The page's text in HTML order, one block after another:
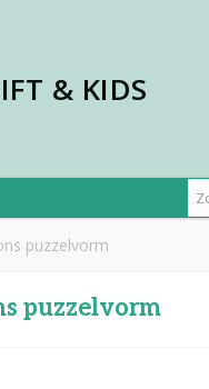
& KIDS
puzzelvorm
puzzelvorm